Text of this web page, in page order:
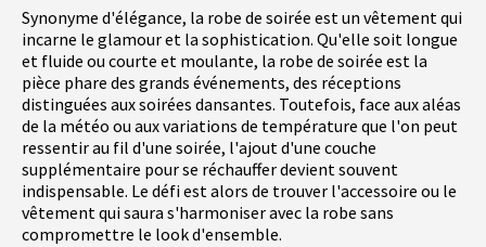
Synonyme d'élégance, la robe de soirée est un vêtement qui
incarne le glamour et la sophistication. Qu'elle soit longue
et fluide ou courte et moulante, la robe de soirée est la
pièce phare des grands événements, des réceptions
distinguées aux soirées dansantes. Toutefois, face aux aléas
de la météo ou aux variations de température que l'on peut
ressentir au fil d'une soirée, l'ajout d'une couche
supplémentaire pour se réchauffer devient souvent
indispensable. Le défi est alors de trouver l'accessoire ou le
vêtement qui saura s'harmoniser avec la robe sans
compromettre le look d'ensemble.